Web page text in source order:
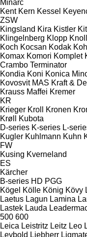
Minarc
Kent Kern Kessel
ZSW
Kingsland Kira Kistler
Klingelnberg Klopp Knoll
Koch Kocsan Kodak
Komax Komori Komplet
Crambo Terminator
Kondia Koni Konica
Kovosvit MAS Kraft &
Krauss Maffei Kremer
KR
Krieger Kroll Kronen
Krøll
Kubota
D-series K-series L-
Kugler Kuhlmann Kuhn
FW
Kusing Kverneland
ES
Kärcher
B-series HD PGG
Kögel Kölle König Kövy
Laetus Lagun Lamina
Lastek Lauda
500 600
Leica Leistritz Leitz Leo
Leybold Liebherr